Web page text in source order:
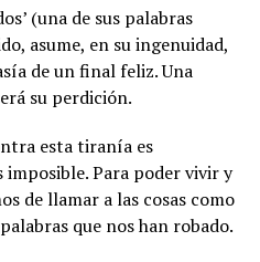
(una de sus palabras
asume, en su ingenuidad,
de un final feliz. Una
su perdición.
esta tiranía es
imposible. Para poder vivir y
de llamar a las cosas como
que nos han robado.